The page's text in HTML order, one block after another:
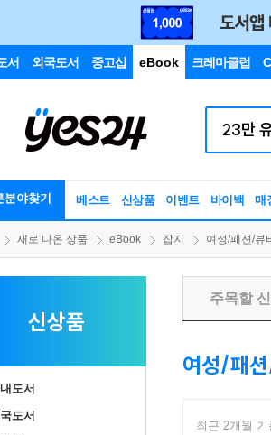
서 외국도서 중고샵 eBook 크레마클럽
분야찾기 베스트 신상품 이벤트 바이백 매
새로 나온 상품 eBook 잡지 여성/패션/뷰
신상품
도서
도서
주목할
여성/패
최근 2개월